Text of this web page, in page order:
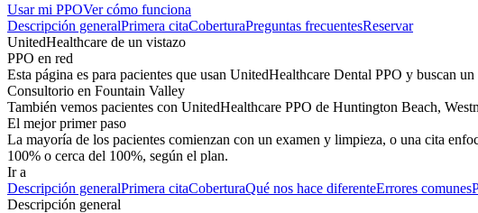
Usar mi PPOVer cómo funciona
Descripción generalPrimera citaCoberturaPreguntas frecuentesReservar
UnitedHealthcare de un vistazo
PPO en red
Esta página es para pacientes que usan UnitedHealthcare Dental PPO y buscan
Consultorio en Fountain Valley
También vemos pacientes con UnitedHealthcare PPO de Huntington Beach,
El mejor primer paso
La mayoría de los pacientes comienzan con un examen y limpieza, o una cita
100% o cerca del 100%, según el plan.
Ir a
Descripción generalPrimera citaCoberturaQué nos hace diferenteErrores comunes
Descripción general